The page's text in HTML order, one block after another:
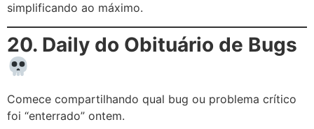
simplificando ao máximo.
20. Daily do Obituário de Bugs
Comece compartilhando qual bug ou problema crítico
foi “enterrado” ontem.